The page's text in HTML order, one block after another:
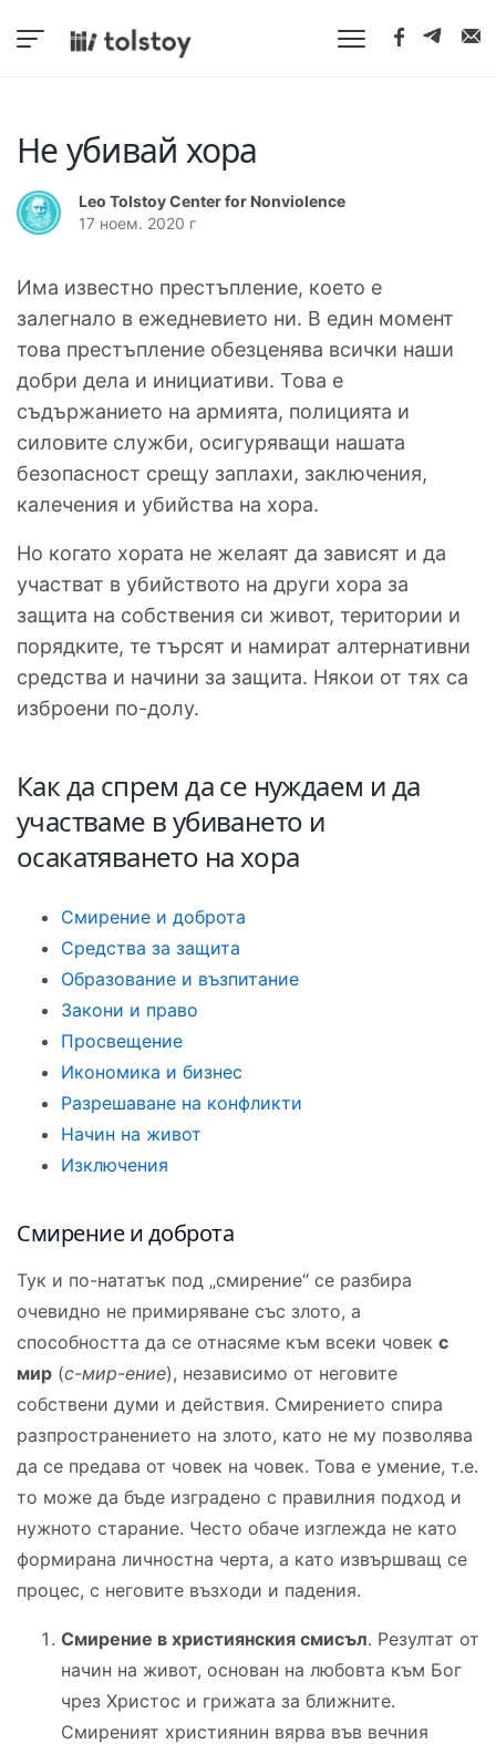
Не убивай хора
Leo Tolstoy Center for Nonviolence
17 ноем. 2020 г
Има известно престъпление, което е
залегнало в ежедневието ни. В един момент
това престъпление обезценява всички наши
добри дела и инициативи. Това е
съдържанието на армията, полицията и
силовите служби, осигуряващи нашата
безопасност срещу заплахи, заключения,
калечения и убийства на хора.
Но когато хората не желаят да зависят и да
участват в убийството на други хора за
защита на собствения си живот, територии и
порядките, те търсят и намират алтернативни
средства и начини за защита. Някои от тях са
изброени по-долу.
Как да спрем да се нуждаем и да
участваме в убиването и
осакатяването на хора
Смирение и доброта
Средства за защита
Образование и възпитание
Закони и право
Просвещение
Икономика и бизнес
Разрешаване на конфликти
Начин на живот
Изключения
Смирение и доброта
Тук и по-нататък под „смирение“ се разбира
очевидно не примиряване със злото, а
способността да се отнасяме към всеки човек с
мир (с-мир-ение), независимо от неговите
собствени думи и действия. Смирението спира
разпространението на злото, като не му позволява
да се предава от човек на човек. Това е умение, т.е.
то може да бъде изградено с правилния подход и
нужното старание. Често обаче изглежда не като
формирана личностна черта, а като извършващ се
процес, с неговите възходи и падения.
Смирение в християнския смисъл. Резултат от
начин на живот, основан на любовта към Бог
чрез Христос и грижата за ближните.
Смиреният християнин вярва във вечния